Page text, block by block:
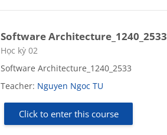
Software Architecture_1240_2533
Course category
Học kỳ 02
Software Architecture_1240_2533
Teacher: Nguyen Ngoc TU
Click to enter this course